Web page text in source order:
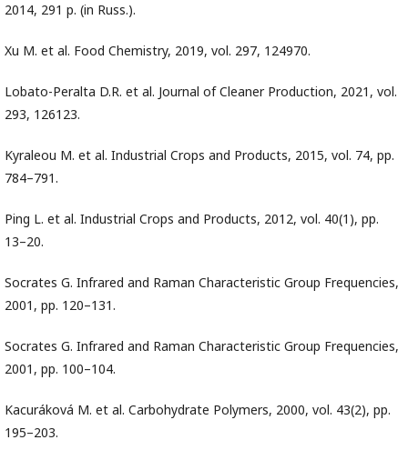
2014, 291 p. (in Russ.).
Xu M. et al. Food Chemistry, 2019, vol. 297, 124970.
Lobato-Peralta D.R. et al. Journal of Cleaner Production, 2021, vol.
293, 126123.
Kyraleou M. et al. Industrial Crops and Products, 2015, vol. 74, pp.
784–791.
Ping L. et al. Industrial Crops and Products, 2012, vol. 40(1), pp.
13–20.
Socrates G. Infrared and Raman Characteristic Group Frequencies,
2001, pp. 120–131.
Socrates G. Infrared and Raman Characteristic Group Frequencies,
2001, pp. 100–104.
Kacuráková M. et al. Carbohydrate Polymers, 2000, vol. 43(2), pp.
195–203.